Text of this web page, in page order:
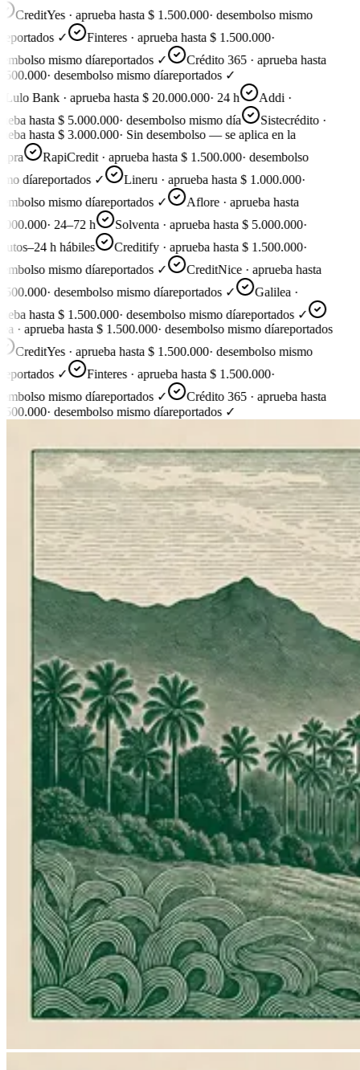
CreditYes · aprueba hasta $ 1.500.000·desembolso mismo
✓
Finteres · aprueba hasta $ 1.500.000·
mismo díareportados ✓
Crédito 365 · aprueba hasta
·desembolso mismo díareportados ✓
Lulo Bank · aprueba hasta $ 20.000.000·24 h
Addi ·
hasta $ 5.000.000·desembolso mismo día
Sistecrédito ·
hasta $ 3.000.000·Sin desembolso — se aplica en la
RapiCredit · aprueba hasta $ 1.500.000·desembolso
díareportados ✓ Lineru · aprueba hasta $ 1.000.000·
mismo díareportados ✓
Aflore · aprueba hasta
·24–72 h Solventa · aprueba hasta $ 5.000.000·
h hábiles
Creditify · aprueba hasta $ 1.500.000·
mismo díareportados ✓
CreditNice · aprueba hasta
·desembolso mismo díareportados ✓
Galilea ·
hasta $ 1.500.000·desembolso mismo díareportados ✓
· aprueba hasta $ 1.500.000·desembolso mismo díareportados
CreditYes · aprueba hasta $ 1.500.000·desembolso mismo
✓
Finteres · aprueba hasta $ 1.500.000·
mismo díareportados ✓
Crédito 365 · aprueba hasta
·desembolso mismo díareportados ✓